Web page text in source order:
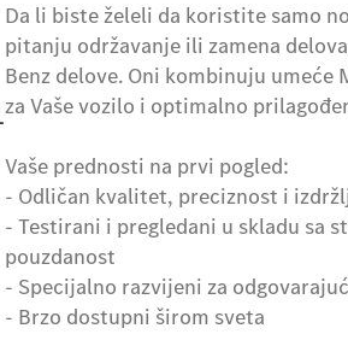
Da li biste želeli da koristite samo
pitanju održavanje ili zamena
Benz delove. Oni kombinuju umeće
za Vaše vozilo i optimalno
Vaše prednosti na prvi pogled:
- Odličan kvalitet, preciznost i
- Testirani i pregledani u skladu sa
pouzdanost
- Specijalno razvijeni za
- Brzo dostupni širom sveta